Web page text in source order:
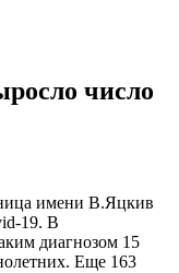
число
имени В.Яцкив
19. В
диагнозом 15
Еще 163